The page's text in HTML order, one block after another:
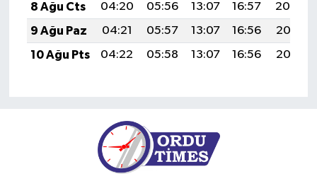
8 Ağu Cts
04:20 05:56 13:07 16:57
20:09
9 Ağu Paz
04:21 05:57 13:07 16:56
20:07
10 Ağu Pts
04:22 05:58 13:07 16:56 20:06